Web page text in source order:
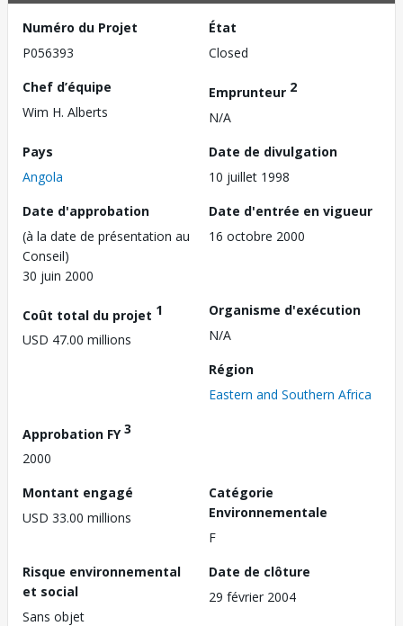
Numéro du Projet
P056393
État
Closed
Chef d’équipe
Wim H. Alberts
Emprunteur 2
N/A
Pays
Angola
Date de divulgation
10 juillet 1998
Date d'approbation
(à la date de présentation au
Conseil)
30 juin 2000
Date d'entrée en vigueur
16 octobre 2000
Coût total du projet 1
USD 47.00 millions
Organisme d'exécution
N/A
Région
Eastern and Southern Africa
Approbation FY3
2000
Montant engagé
USD 33.00 millions
Catégorie
Environnementale
F
Risque environnemental
et social
Sans objet
Date de clôture
29 février 2004